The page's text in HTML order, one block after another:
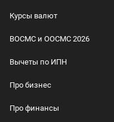
Курсы валют
ВОСМС и ООСМС 2026
Вычеты по ИПН
Про бизнес
Про финансы